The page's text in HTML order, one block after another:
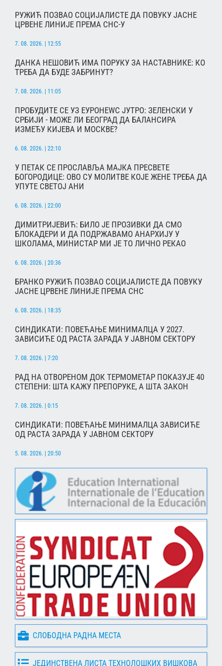
РУЖИЋ ПОЗВАО СОЦИЈАЛИСТЕ ДА ПОВУКУ ЈАСНЕ
ЦРВЕНЕ ЛИНИЈЕ ПРЕМА СНС-У
7. 08. 2026. | 12:55
ДАНКА НЕШОВИЋ ИМА ПОРУКУ ЗА НАСТАВНИКЕ: КО
ТРЕБА ДА БУДЕ ЗАБРИНУТ?
7. 08. 2026. | 11:05
ПРОБУДИТЕ СЕ УЗ ЕУРОНЕWС ЈУТРО: ЗЕЛЕНСКИ У
СРБИЈИ - МОЖЕ ЛИ БЕОГРАД ДА БАЛАНСИРА
ИЗМЕЂУ КИЈЕВА И МОСКВЕ?
6. 08. 2026. | 22:10
У ПЕТАК СЕ ПРОСЛАВЉА МАЈКА ПРЕСВЕТЕ
БОГОРОДИЦЕ: ОВО СУ МОЛИТВЕ КОЈЕ ЖЕНЕ ТРЕБА ДА
УПУТЕ СВЕТОЈ АНИ
6. 08. 2026. | 22:00
ДИМИТРИЈЕВИЋ: БИЛО ЈЕ ПРОЗИВКИ ДА СМО
БЛОКАДЕРИ И ДА ПОДРЖАВАМО АНАРХИЈУ У
ШКОЛАМА, МИНИСТАР МИ ЈЕ ТО ЛИЧНО РЕКАО
6. 08. 2026. | 20:36
БРАНКО РУЖИЋ ПОЗВАО СОЦИЈАЛИСТЕ ДА ПОВУКУ
ЈАСНЕ ЦРВЕНЕ ЛИНИЈЕ ПРЕМА СНС
6. 08. 2026. | 18:35
СИНДИКАТИ: ПОВЕЋАЊЕ МИНИМАЛЦА У 2027.
ЗАВИСИЋЕ ОД РАСТА ЗАРАДА У ЈАВНОМ СЕКТОРУ
7. 08. 2026. | 7:20
РАД НА ОТВОРЕНОМ ДОК ТЕРМОМЕТАР ПОКАЗУЈЕ 40
СТЕПЕНИ: ШТА КАЖУ ПРЕПОРУКЕ, А ШТА ЗАКОН
7. 08. 2026. | 0:15
СИНДИКАТИ: ПОВЕЋАЊЕ МИНИМАЛЦА ЗАВИСИЋЕ
ОД РАСТА ЗАРАДА У ЈАВНОМ СЕКТОРУ
5. 08. 2026. | 20:50
СЛОБОДНА РАДНА МЕСТА
ЈЕДИНСТВЕНА ЛИСТА ТЕХНОЛОШКИХ ВИШКОВА